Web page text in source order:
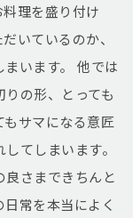
理を盛り付け
いているのか、
います。 他では
の形、とっても
もサマになる意匠
てしまいます。
良さまできちんと
常を本当によく